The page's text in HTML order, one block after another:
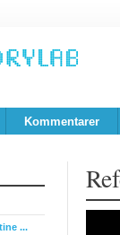
Kommentarer
...